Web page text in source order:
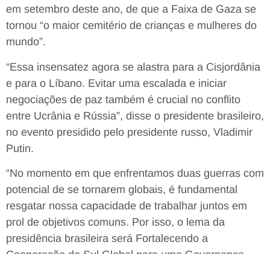
em setembro deste ano, de que a Faixa de Gaza se
tornou “o maior cemitério de crianças e mulheres do
mundo”.
“Essa insensatez agora se alastra para a Cisjordânia
e para o Líbano. Evitar uma escalada e iniciar
negociações de paz também é crucial no conflito
entre Ucrânia e Rússia”, disse o presidente brasileiro,
no evento presidido pelo presidente russo, Vladimir
Putin.
“No momento em que enfrentamos duas guerras com
potencial de se tornarem globais, é fundamental
resgatar nossa capacidade de trabalhar juntos em
prol de objetivos comuns. Por isso, o lema da
presidência brasileira será Fortalecendo a